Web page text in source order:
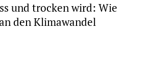
und trocken wird: Wie
den Klimawandel